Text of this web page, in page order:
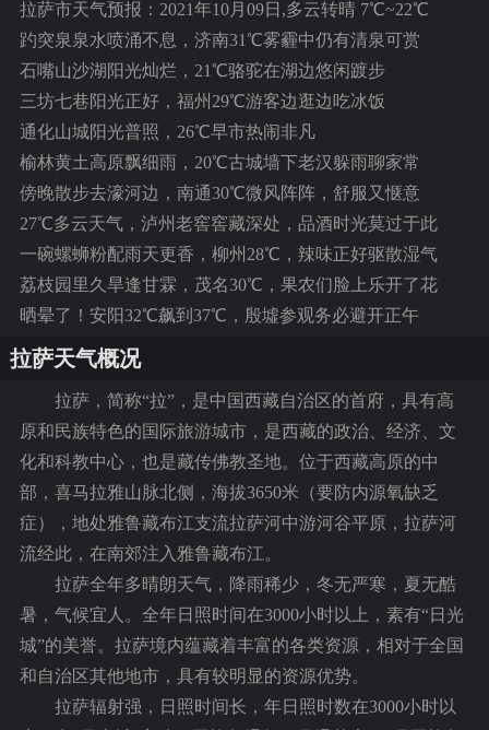
拉萨市天气预报：2021年10月09日,多云转晴 7℃~22℃
趵突泉泉水喷涌不息，济南31℃雾霾中仍有清泉可赏
石嘴山沙湖阳光灿烂，21℃骆驼在湖边悠闲踱步
三坊七巷阳光正好，福州29℃游客边逛边吃冰饭
通化山城阳光普照，26℃早市热闹非凡
榆林黄土高原飘细雨，20℃古城墙下老汉躲雨聊家常
傍晚散步去濠河边，南通30℃微风阵阵，舒服又惬意
27℃多云天气，泸州老窖窖藏深处，品酒时光莫过于此
一碗螺蛳粉配雨天更香，柳州28℃，辣味正好驱散湿气
荔枝园里久旱逢甘霖，茂名30℃，果农们脸上乐开了花
晒晕了！安阳32℃飙到37℃，殷墟参观务必避开正午
拉萨天气概况
拉萨，简称“拉”，是中国西藏自治区的首府，具有高
原和民族特色的国际旅游城市，是西藏的政治、经济、文
化和科教中心，也是藏传佛教圣地。位于西藏高原的中
部，喜马拉雅山脉北侧，海拔3650米（要防内源氧缺乏
症），地处雅鲁藏布江支流拉萨河中游河谷平原，拉萨河
流经此，在南郊注入雅鲁藏布江。
拉萨全年多晴朗天气，降雨稀少，冬无严寒，夏无酷
暑，气候宜人。全年日照时间在3000小时以上，素有“日光
城”的美誉。拉萨境内蕴藏着丰富的各类资源，相对于全国
和自治区其他地市，具有较明显的资源优势。
拉萨辐射强，日照时间长，年日照时数在3000小时以